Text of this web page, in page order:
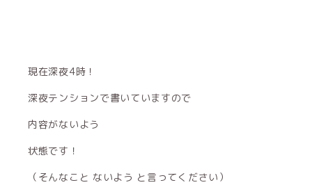
現在深夜4時！
深夜テンションで書いていますので
内容がないよう
状態です！
（そんなこと ないよう と言ってください）